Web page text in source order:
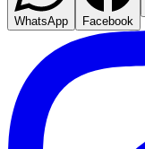
Grêmio
WhatsApp Facebook